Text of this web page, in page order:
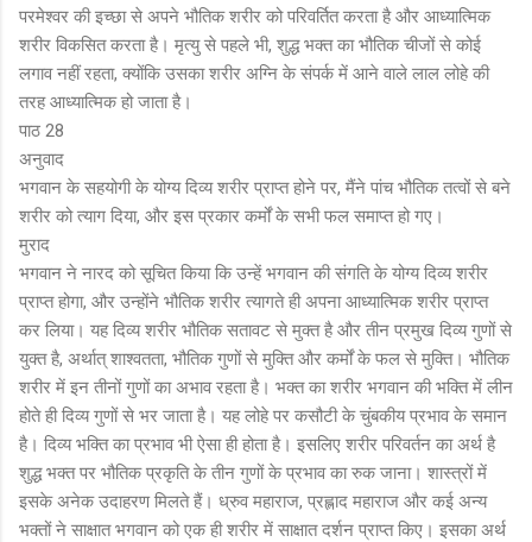
परमेश्वर की इच्छा से अपने भौतिक शरीर को परिवर्तित करता है और आध्यात्मिक
शरीर विकसित करता है। मृत्यु से पहले भी, शुद्ध भक्त का भौतिक चीजों से कोई
लगाव नहीं रहता, क्योंकि उसका शरीर अग्नि के संपर्क में आने वाले लाल लोहे की
तरह आध्यात्मिक हो जाता है।
पाठ 28
अनुवाद
भगवान के सहयोगी के योग्य दिव्य शरीर प्राप्त होने पर, मैंने पांच भौतिक तत्वों से बने
शरीर को त्याग दिया, और इस प्रकार कर्मों के सभी फल समाप्त हो गए।
मुराद
भगवान ने नारद को सूचित किया कि उन्हें भगवान की संगति के योग्य दिव्य शरीर
प्राप्त होगा, और उन्होंने भौतिक शरीर त्यागते ही अपना आध्यात्मिक शरीर प्राप्त
कर लिया। यह दिव्य शरीर भौतिक सतावट से मुक्त है और तीन प्रमुख दिव्य गुणों से
युक्त है, अर्थात् शाश्वतता, भौतिक गुणों से मुक्ति और कर्मों के फल से मुक्ति। भौतिक
शरीर में इन तीनों गुणों का अभाव रहता है। भक्त का शरीर भगवान की भक्ति में लीन
होते ही दिव्य गुणों से भर जाता है। यह लोहे पर कसौटी के चुंबकीय प्रभाव के समान
है। दिव्य भक्ति का प्रभाव भी ऐसा ही होता है। इसलिए शरीर परिवर्तन का अर्थ है
शुद्ध भक्त पर भौतिक प्रकृति के तीन गुणों के प्रभाव का रुक जाना। शास्त्रों में
इसके अनेक उदाहरण मिलते हैं। ध्रुव महाराज, प्रह्लाद महाराज और कई अन्य
भक्तों ने साक्षात भगवान को एक ही शरीर में साक्षात दर्शन प्राप्त किए। इसका अर्थ